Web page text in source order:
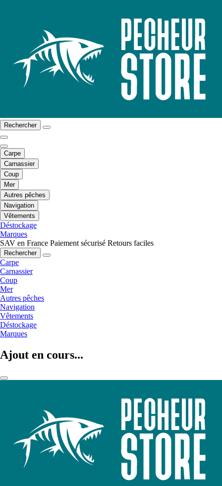
Rechercher
Carpe
Carnassier
Coup
Mer
Autres pêches
Navigation
Vêtements
Déstockage
Marques
SAV en France Paiement sécurisé Retours faciles
Rechercher
Carpe
Carnassier
Coup
Mer
Autres pêches
Navigation
Vêtements
Déstockage
Marques
Ajout en cours...